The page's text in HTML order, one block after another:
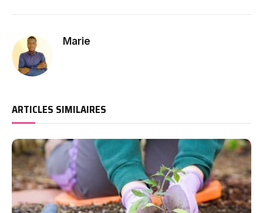
Marie
ARTICLES SIMILAIRES